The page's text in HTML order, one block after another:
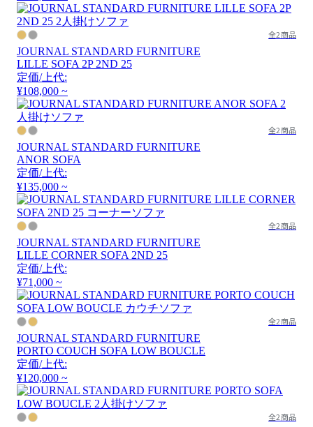
全2商品
JOURNAL STANDARD FURNITURE
LILLE SOFA 2P 2ND 25
定価/上代:
¥108,000 ~
全2商品
JOURNAL STANDARD FURNITURE
ANOR SOFA
定価/上代:
¥135,000 ~
全2商品
JOURNAL STANDARD FURNITURE
LILLE CORNER SOFA 2ND 25
定価/上代:
¥71,000 ~
全2商品
JOURNAL STANDARD FURNITURE
PORTO COUCH SOFA LOW BOUCLE
定価/上代:
¥120,000 ~
全2商品